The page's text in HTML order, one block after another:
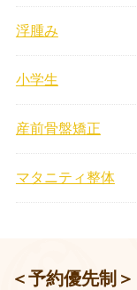
浮腫み
小学生
産前骨盤矯正
マタニティ整体
＜予約優先制